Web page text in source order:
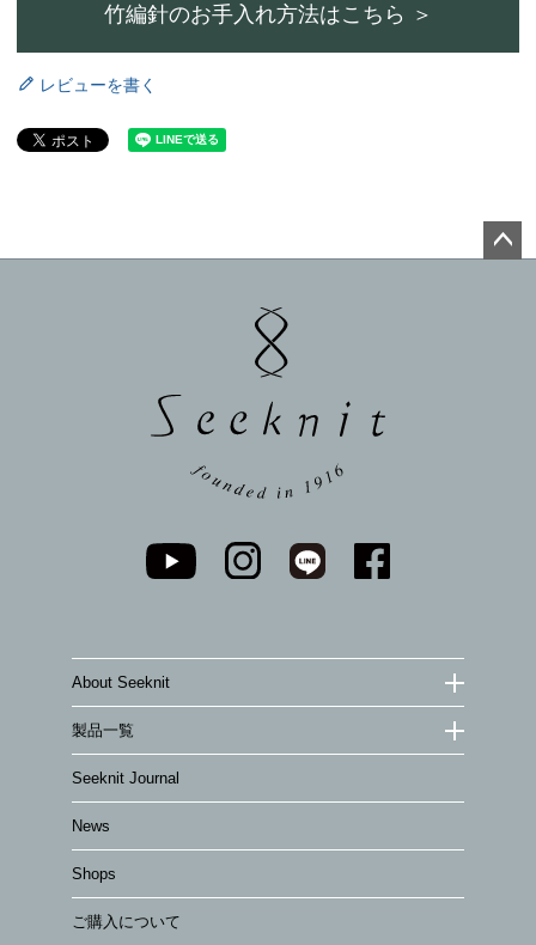
竹編針のお手入れ方法はこちら ＞
レビューを書く
About Seeknit
製品一覧
Seeknit Journal
News
Shops
ご購入について